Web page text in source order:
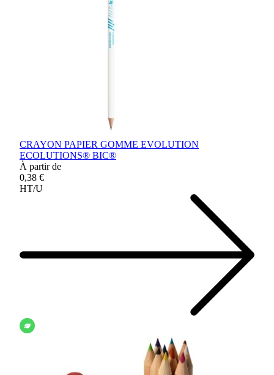
CRAYON PAPIER GOMME EVOLUTION
ECOLUTIONS® BIC®
À partir de
0,38 €
HT/U